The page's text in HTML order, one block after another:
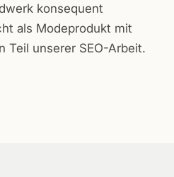
konsequent
als Modeprodukt mit
Teil unserer SEO-Arbeit.